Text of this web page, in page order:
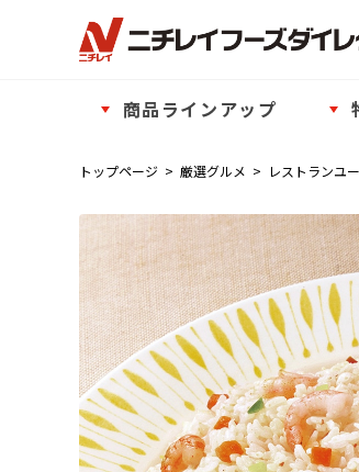
商品ラインアップ
トップページ > 厳選グルメ > レストランユ